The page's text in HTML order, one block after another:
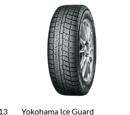
Yokohama Ice Guard